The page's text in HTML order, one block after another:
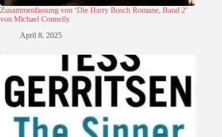
Zusammenfassung von ‘Die Harry Bosch Romane, Band 2’
von Michael Connelly
April 8, 2025